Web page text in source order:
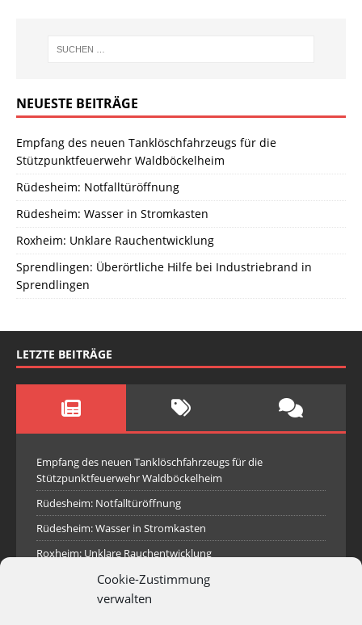
Cookie-Zustimmung
verwalten
NEUESTE BEITRÄGE
Empfang des neuen Tanklöschfahrzeugs für die
Stützpunktfeuerwehr Waldböckelheim
Rüdesheim: Notfalltüröffnung
Rüdesheim: Wasser in Stromkasten
Roxheim: Unklare Rauchentwicklung
Sprendlingen: Überörtliche Hilfe bei Industriebrand in
Sprendlingen
LETZTE BEITRÄGE
Empfang des neuen Tanklöschfahrzeugs für die
Stützpunktfeuerwehr Waldböckelheim
Rüdesheim: Notfalltüröffnung
Rüdesheim: Wasser in Stromkasten
Roxheim: Unklare Rauchentwicklung
Sprendlingen: Überörtliche Hilfe bei Industriebrand in
Sprendlingen